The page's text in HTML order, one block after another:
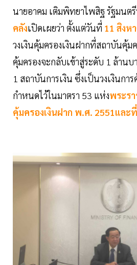
นายอาคม เติมพิทยาไพสิฐ รัฐมนตรี
คลังเปิดเผยว่า ตั้งแต่วันที่ 11 สิงห
วงเงินคุ้มครองเงินฝากที่สถาบันคุ้ม
คุ้มครองจะกลับเข้าสู่ระดับ 1 ล้าน
1 สถาบันการเงิน ซึ่งเป็นวงเงินกา
กำหนดไว้ในมาตรา 53 แห่งพระร
คุ้มครองเงินฝาก พ.ศ. 2551และ